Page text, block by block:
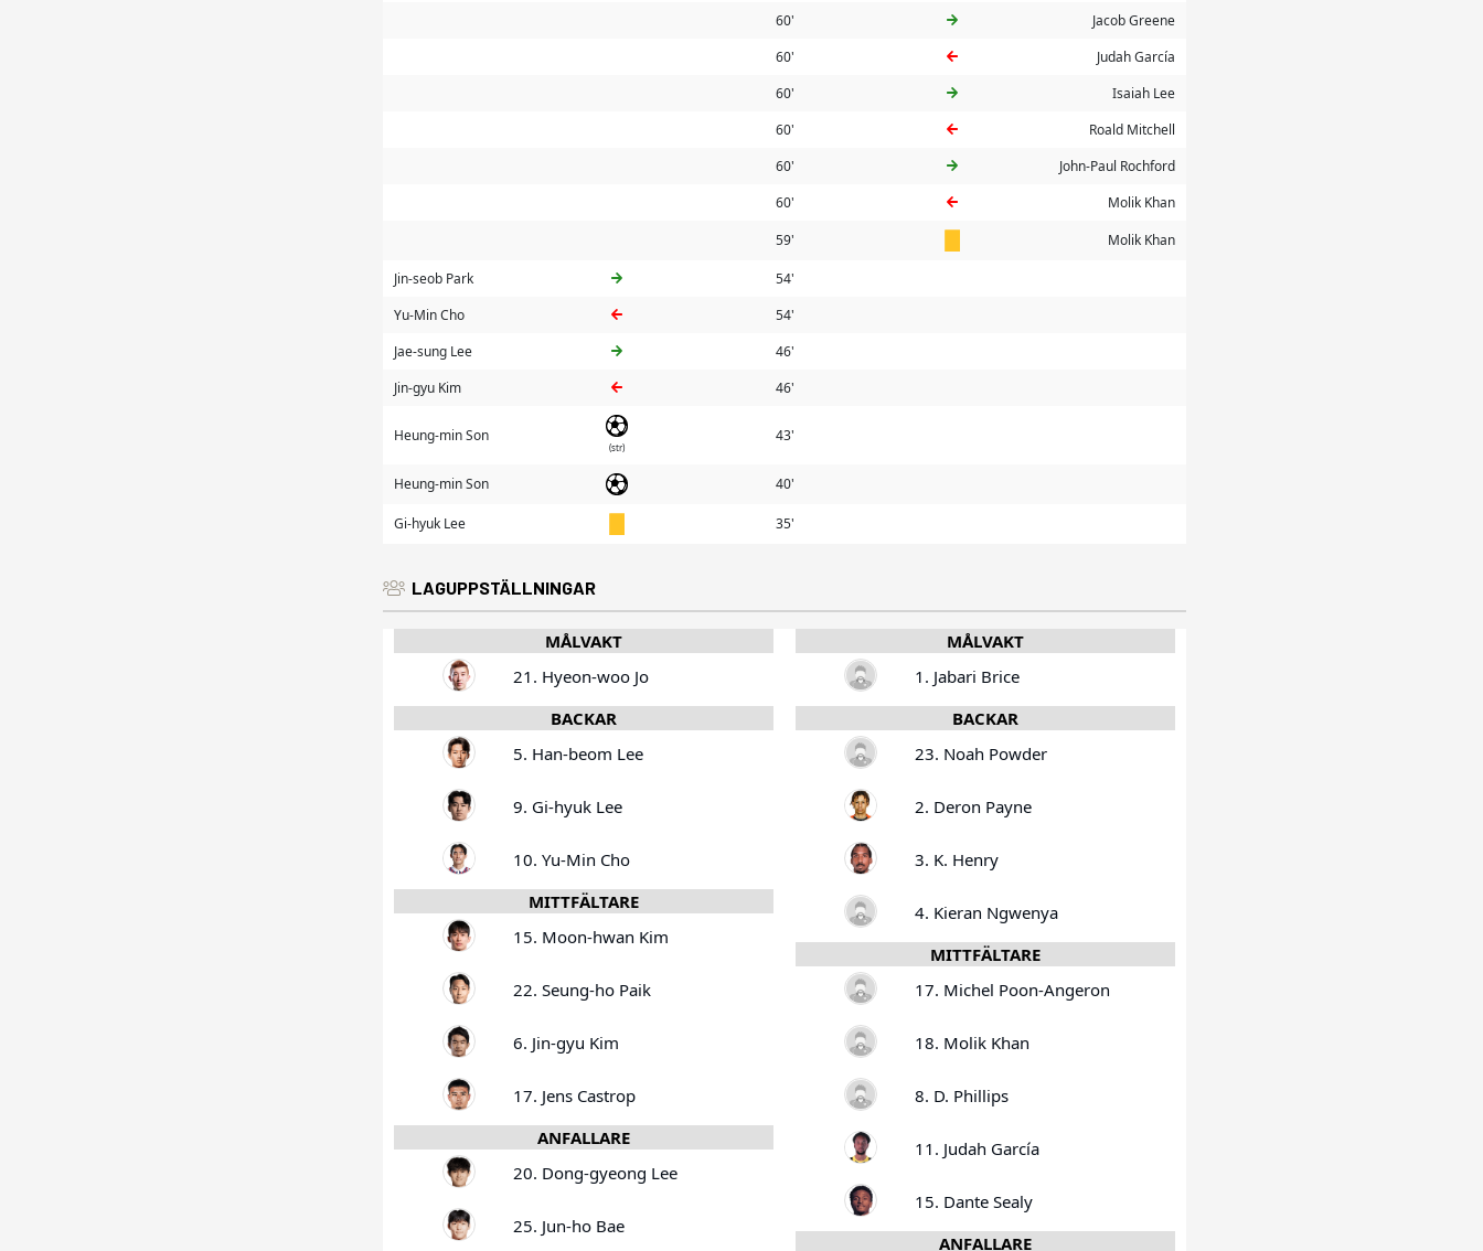
60'
Jacob Greene
60'
Judah García
60'
Isaiah Lee
60'
Roald Mitchell
60'
John-Paul Rochford
60'
Molik Khan
59'
Molik Khan
Jin-seob Park
54'
Yu-Min Cho
54'
Jae-sung Lee
46'
Jin-gyu Kim
46'
Heung-min Son
(str)
43'
Heung-min Son 40'
Gi-hyuk Lee 35'
LAGUPPSTÄLLNINGAR
MÅLVAKT
21. Hyeon-woo Jo
BACKAR
5. Han-beom Lee
9. Gi-hyuk Lee
10. Yu-Min Cho
MITTFÄLTARE
15. Moon-hwan Kim
22. Seung-ho Paik
6. Jin-gyu Kim
17. Jens Castrop
ANFALLARE
20. Dong-gyeong Lee
25. Jun-ho Bae
MÅLVAKT
1. Jabari Brice
BACKAR
23. Noah Powder
2. Deron Payne
3. K. Henry
4. Kieran Ngwenya
MITTFÄLTARE
17. Michel Poon-Angeron
18. Molik Khan
8. D. Phillips
11. Judah García
15. Dante Sealy
ANFALLARE